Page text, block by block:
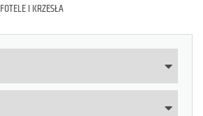
FOTELE I KRZESŁA